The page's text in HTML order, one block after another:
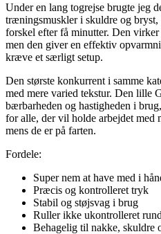
Under en lang togrejse brugte jeg
træningsmuskler i skuldre og
forskel efter få minutter. Den
men den giver en effektiv
kræve et særligt setup.
Den største konkurrent i samme
med mere varied tekstur. Den lille
bærbarheden og hastigheden i
for alle, der vil holde arbejdet med
mens de er på farten.
Fordele:
Super nem at have med i
Præcis og kontrolleret tryk
Stabil og støjsvag i brug
Ruller ikke ukontrolleret
Behagelig til nakke, skuldre